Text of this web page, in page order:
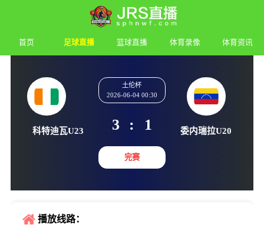
首页 足球直播 篮球直播 体育录像 体育资讯
科特迪瓦U23
土伦杯
3 :
完赛
播放线路：